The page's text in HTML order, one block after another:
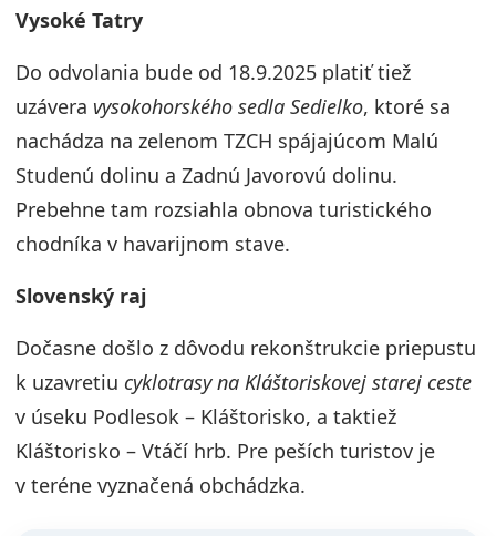
Vysoké Tatry
Do odvolania bude od 18.9.2025 platiť tiež
uzávera vysokohorského sedla Sedielko, ktoré sa
nachádza na zelenom TZCH spájajúcom Malú
Studenú dolinu a Zadnú Javorovú dolinu.
Prebehne tam rozsiahla obnova turistického
chodníka v havarijnom stave.
Slovenský raj
Dočasne došlo z dôvodu rekonštrukcie priepustu
k uzavretiu cyklotrasy na Kláštoriskovej starej ceste
v úseku Podlesok – Kláštorisko, a taktiež
Kláštorisko – Vtáčí hrb. Pre peších turistov je
v teréne vyznačená obchádzka.